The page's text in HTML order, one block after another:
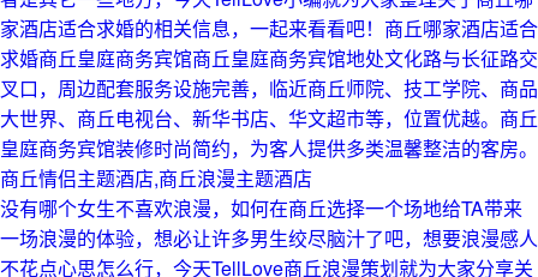
家酒店适合求婚的相关信息，一起来看看吧！商丘哪家酒店适合
求婚商丘皇庭商务宾馆商丘皇庭商务宾馆地处文化路与长征路交
叉口，周边配套服务设施完善，临近商丘师院、技工学院、商品
大世界、商丘电视台、新华书店、华文超市等，位置优越。商丘
皇庭商务宾馆装修时尚简约，为客人提供多类温馨整洁的客房。
商丘情侣主题酒店,商丘浪漫主题酒店
没有哪个女生不喜欢浪漫，如何在商丘选择一个场地给TA带来
一场浪漫的体验，想必让许多男生绞尽脑汁了吧，想要浪漫感人
不花点心思怎么行，今天TellLove商丘浪漫策划就为大家分享关